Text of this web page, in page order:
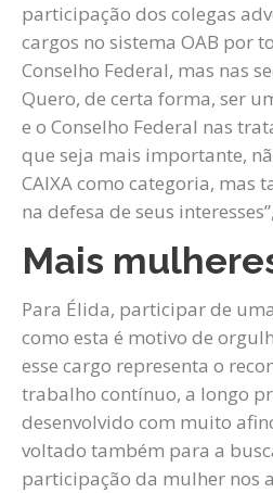
participação dos colegas
cargos no sistema OAB por
Conselho Federal, mas nas
Quero, de certa forma, ser
e o Conselho Federal nas
que seja mais importante,
CAIXA como categoria, mas
na defesa de seus
Mais
Para Élida, participar de
como esta é motivo de
esse cargo representa o
trabalho contínuo, a longo
desenvolvido com muito
voltado também para a
participação da mulher nos